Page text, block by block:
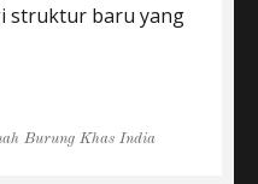
struktur baru yang
Burung Khas India